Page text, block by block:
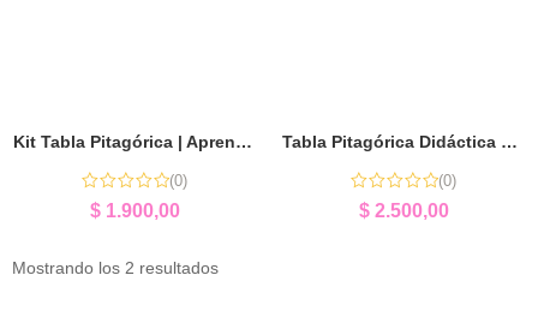
Kit Tabla Pitagórica | Aprender Multiplicación Jugando
(0)
$1.900,00
Tabla Pitagórica Didáctica de Pared | Aprender Multiplicación Jugando
(0)
$2.500,00
Mostrando los 2 resultados